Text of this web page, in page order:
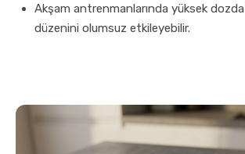
Akşam antrenmanlarında yüksek
düzenini olumsuz etkileyebilir.